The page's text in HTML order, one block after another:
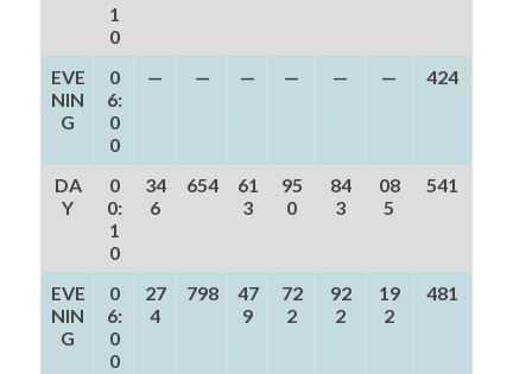
1
0
EVE
NIN
G
0
6:
0
0
— — — — — — 424
DA
Y
0
0:
1
0
34
6
654
61
3
95
0
84
3
08
5
541
EVE
NIN
G
0
6:
0
0
27
4
798
47
9
72
2
92
2
19
2
481